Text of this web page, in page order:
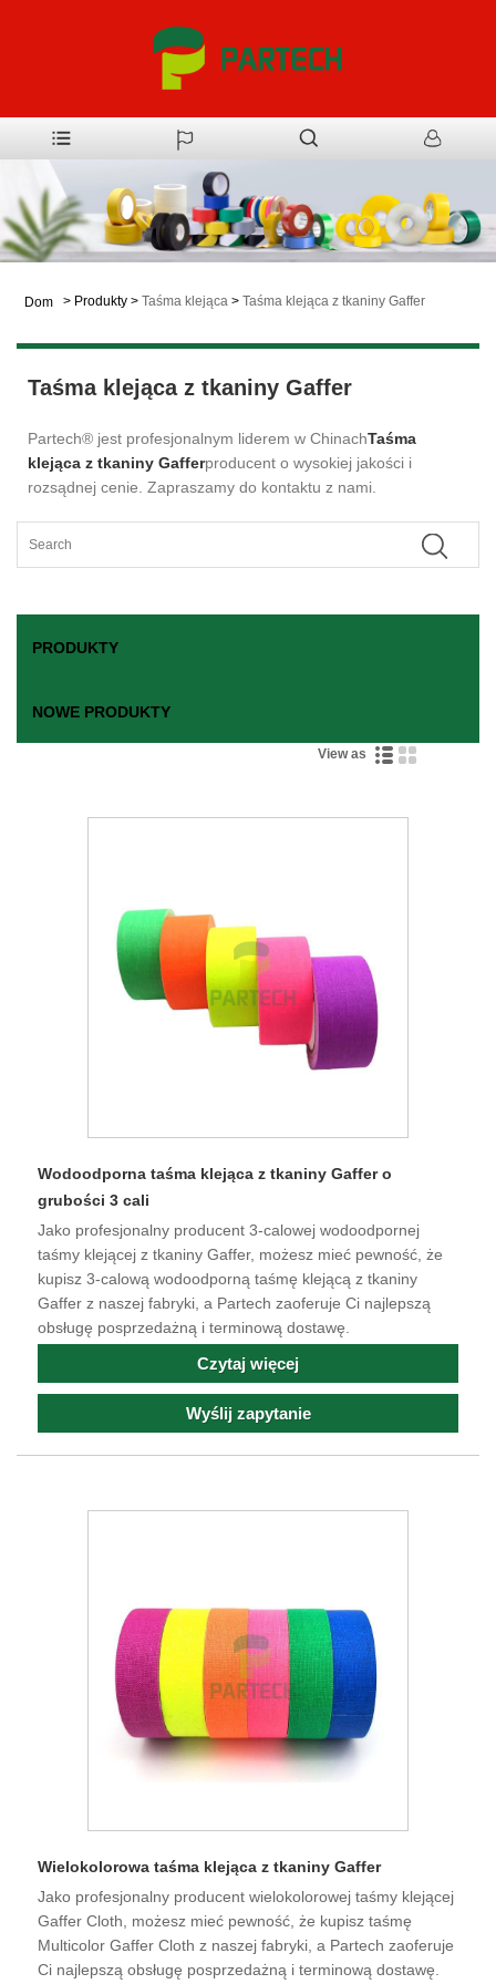
Dom > Produkty > Taśma klejąca > Taśma klejąca z tkaniny Gaffer
Taśma klejąca z tkaniny Gaffer
Partech® jest profesjonalnym liderem w ChinachTaśma
klejąca z tkaniny Gafferproducent o wysokiej jakości i
rozsądnej cenie. Zapraszamy do kontaktu z nami.
PRODUKTY
NOWE PRODUKTY
View as
Wodoodporna taśma klejąca z tkaniny Gaffer o
grubości 3 cali
Jako profesjonalny producent 3-calowej wodoodpornej
taśmy klejącej z tkaniny Gaffer, możesz mieć pewność, że
kupisz 3-calową wodoodporną taśmę klejącą z tkaniny
Gaffer z naszej fabryki, a Partech zaoferuje Ci najlepszą
obsługę posprzedażną i terminową dostawę.
Czytaj więcej
Wyślij zapytanie
Wielokolorowa taśma klejąca z tkaniny Gaffer
Jako profesjonalny producent wielokolorowej taśmy klejącej
Gaffer Cloth, możesz mieć pewność, że kupisz taśmę
Multicolor Gaffer Cloth z naszej fabryki, a Partech zaoferuje
Ci najlepszą obsługę posprzedażną i terminową dostawę.